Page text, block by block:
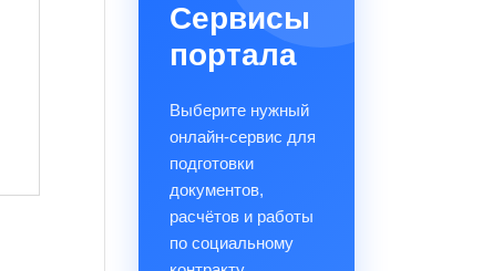
Сервисы
портала
Выберите нужный
онлайн-сервис для
подготовки
документов,
расчётов и работы
по социальному